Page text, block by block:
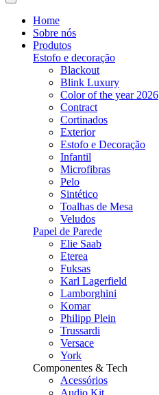
Home
Sobre nós
Produtos
Estofo e decoração
Blackout
Blink Luxury
Color of the year 2026
Contract
Cortinados
Exterior
Estofo e Decoração
Infantil
Microfibras
Pelo
Sintético
Toalhas de Mesa
Veludos
Papel de Parede
Elie Saab
Eterea
Fuksas
Karl Lagerfield
Lamborghini
Komar
Philipp Plein
Trussardi
Versace
York
Componentes & Tech
Acessórios
Audio Kit